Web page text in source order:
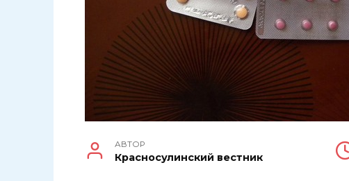
АВТОР
Красносулинский вестник